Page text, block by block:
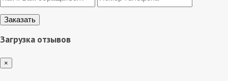
Загрузка отзывов
×